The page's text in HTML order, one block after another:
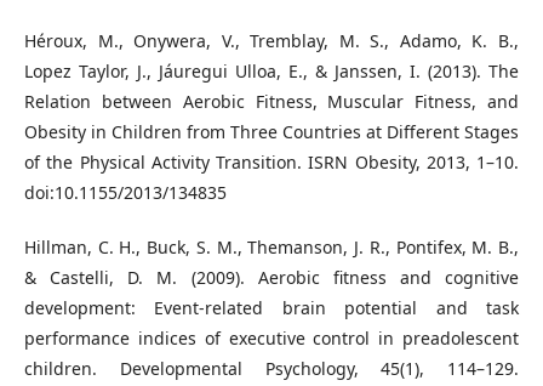
Héroux, M., Onywera, V., Tremblay, M. S., Adamo, K. B.,
Lopez Taylor, J., Jáuregui Ulloa, E., & Janssen, I. (2013). The
Relation between Aerobic Fitness, Muscular Fitness, and
Obesity in Children from Three Countries at Different Stages
of the Physical Activity Transition. ISRN Obesity, 2013, 1–10.
doi:10.1155/2013/134835
Hillman, C. H., Buck, S. M., Themanson, J. R., Pontifex, M. B.,
& Castelli, D. M. (2009). Aerobic fitness and cognitive
development: Event-related brain potential and task
performance indices of executive control in preadolescent
children. Developmental Psychology, 45(1), 114–129.